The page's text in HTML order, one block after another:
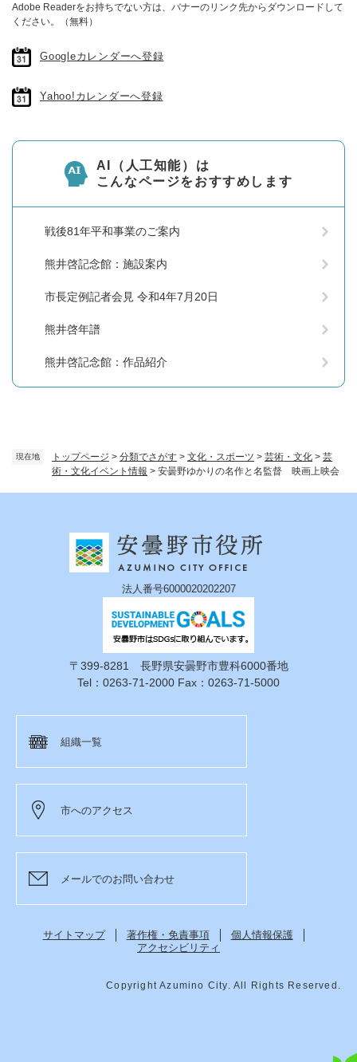
現在地 トップページ > 分類でさがす > 文化・スポーツ > 芸術・文化 > 芸
術・文化イベント情報 > 安曇野ゆかりの名作と名監督 映画上映会
Adobe Readerをお持ちでない方は、バナーのリンク先からダウンロードして
ください。（無料）
Googleカレンダーへ登録
Yahoo!カレンダーへ登録
AI（人工知能）は
こんなページをおすすめします
戦後81年平和事業のご案内
熊井啓記念館：施設案内
市長定例記者会見 令和4年7月20日
熊井啓年譜
熊井啓記念館：作品紹介
法人番号6000020202207
〒399-8281 長野県安曇野市豊科6000番地
Tel：0263-71-2000 Fax：0263-71-5000
組織一覧
市へのアクセス
メールでのお問い合わせ
サイトマップ 著作権・免責事項
個人情報保護
アクセシビリティ
Copyright Azumino City. All Rights Reserved.